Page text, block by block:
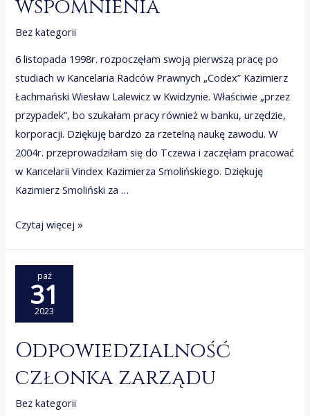
wspomnienia
Bez kategorii
6 listopada 1998r. rozpoczęłam swoją pierwszą pracę po
studiach w Kancelaria Radców Prawnych „Codex” Kazimierz
Łachmański Wiesław Lalewicz w Kwidzynie. Właściwie „przez
przypadek”, bo szukałam pracy również w banku, urzędzie,
korporacji. Dziękuję bardzo za rzetelną naukę zawodu. W
2004r. przeprowadziłam się do Tczewa i zaczęłam pracować
w Kancelarii Vindex Kazimierza Smolińskiego. Dziękuję
Kazimierz Smoliński za …
MOJA
Czytaj więcej »
paź
31
2023
Odpowiedzialność
członka zarządu
Bez kategorii